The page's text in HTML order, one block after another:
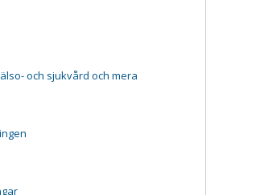
och sjukvård och mera